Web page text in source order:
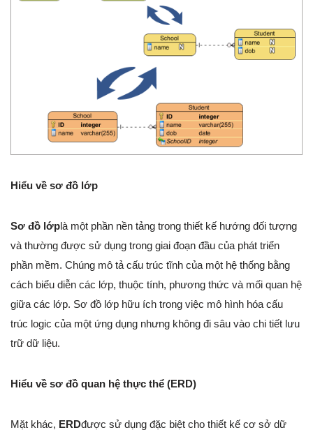
Hiểu về sơ đồ lớp
Sơ đồ lớplà một phần nền tảng trong thiết kế hướng đối tượng
và thường được sử dụng trong giai đoạn đầu của phát triển
phần mềm. Chúng mô tả cấu trúc tĩnh của một hệ thống bằng
cách biểu diễn các lớp, thuộc tính, phương thức và mối quan hệ
giữa các lớp. Sơ đồ lớp hữu ích trong việc mô hình hóa cấu
trúc logic của một ứng dụng nhưng không đi sâu vào chi tiết lưu
trữ dữ liệu.
Hiểu về sơ đồ quan hệ thực thể (ERD)
Mặt khác, ERDđược sử dụng đặc biệt cho thiết kế cơ sở dữ